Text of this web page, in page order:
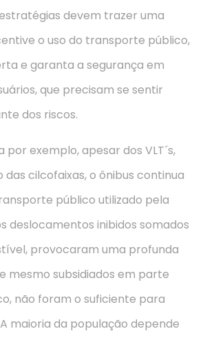
devem trazer uma
o uso do transporte público,
e garanta a segurança em
que precisam se sentir
dos riscos.
por exemplo, apesar dos VLT´s,
cilcofaixas, o ônibus continua
público utilizado pela
deslocamentos inibidos somados
provocaram uma profunda
mesmo subsidiados em parte
não foram o suficiente para
maioria da população depende